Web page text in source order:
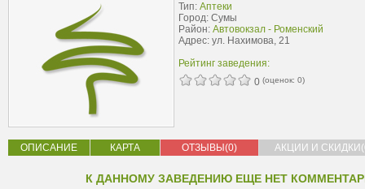
Тип: Аптеки
Город: Сумы
Район: Автовокзал - Роменский
Адрес: ул. Нахимова, 21
Рейтинг заведения:
0 (оценок: 0)
ОПИСАНИЕ КАРТА ОТЗЫВЫ(0) АКЦИИ И
К ДАННОМУ ЗАВЕДЕНИЮ ЕЩЕ НЕТ